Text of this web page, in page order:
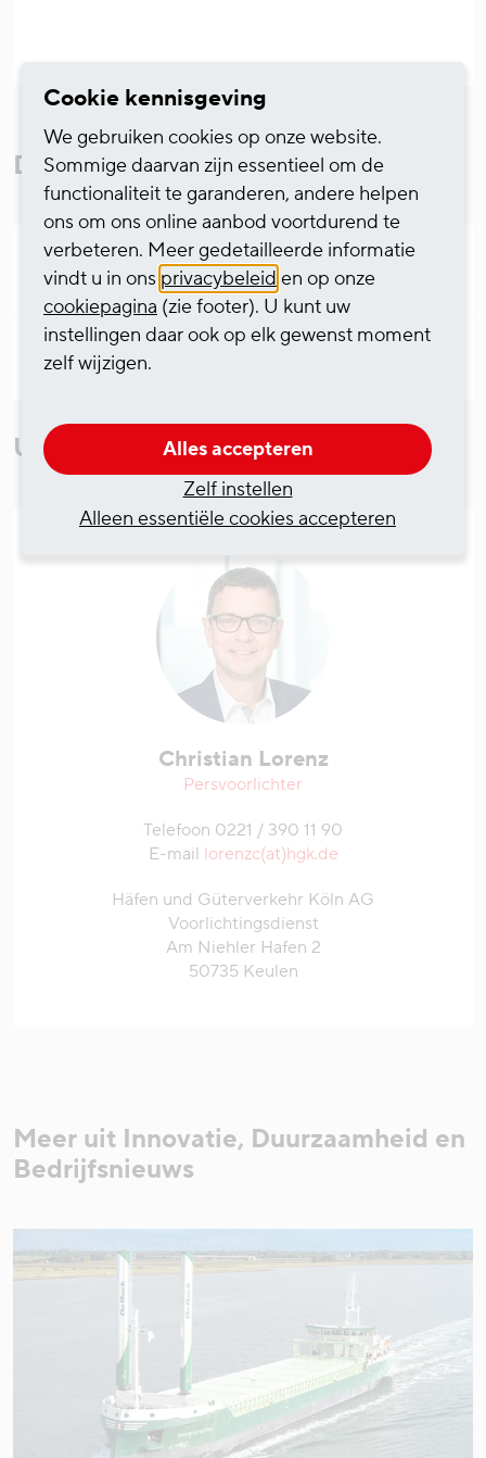
Downloads
Pressemitteilung PDF (deutsch)
Press release PDF (english)
Uw contactpersoon
Christian Lorenz
Persvoorlichter
Telefoon 0221 / 390 11 90
E-mail lorenzc(at)hgk.de
Häfen und Güterverkehr Köln AG
Voorlichtingsdienst
Am Niehler Hafen 2
50735 Keulen
Meer uit Innovatie, Duurzaamheid en
Bedrijfsnieuws
Cookie kennisgeving
We gebruiken cookies op onze website.
Sommige daarvan zijn essentieel om de
functionaliteit te garanderen, andere helpen
ons om ons online aanbod voortdurend te
verbeteren. Meer gedetailleerde informatie
vindt u in ons privacybeleid en op onze
cookiepagina (zie footer). U kunt uw
instellingen daar ook op elk gewenst moment
zelf wijzigen.
Alles accepteren
Zelf instellen
Alleen essentiële cookies accepteren